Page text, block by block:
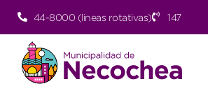
44-8000 (lineas rotativas) 147